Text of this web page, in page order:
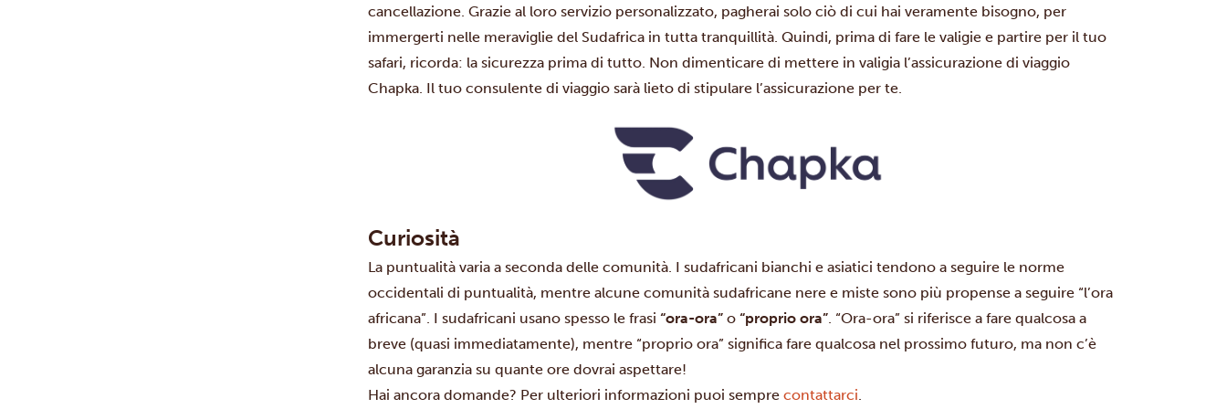
cancellazione. Grazie al loro servizio personalizzato, pagherai solo ciò di cui hai veramente bisogno, per
immergerti nelle meraviglie del Sudafrica in tutta tranquillità. Quindi, prima di fare le valigie e partire per il tuo
safari, ricorda: la sicurezza prima di tutto. Non dimenticare di mettere in valigia l’assicurazione di viaggio
Chapka. Il tuo consulente di viaggio sarà lieto di stipulare l’assicurazione per te.
Curiosità
La puntualità varia a seconda delle comunità. I sudafricani bianchi e asiatici tendono a seguire le norme
occidentali di puntualità, mentre alcune comunità sudafricane nere e miste sono più propense a seguire “l’ora
africana”. I sudafricani usano spesso le frasi“ora-ora” o“proprio ora”. “Ora-ora” si riferisce a fare qualcosa a
breve (quasi immediatamente), mentre “proprio ora” significa fare qualcosa nel prossimo futuro, ma non c’è
alcuna garanzia su quante ore dovrai aspettare!
Hai ancora domande? Per ulteriori informazioni puoi semprecontattarci.